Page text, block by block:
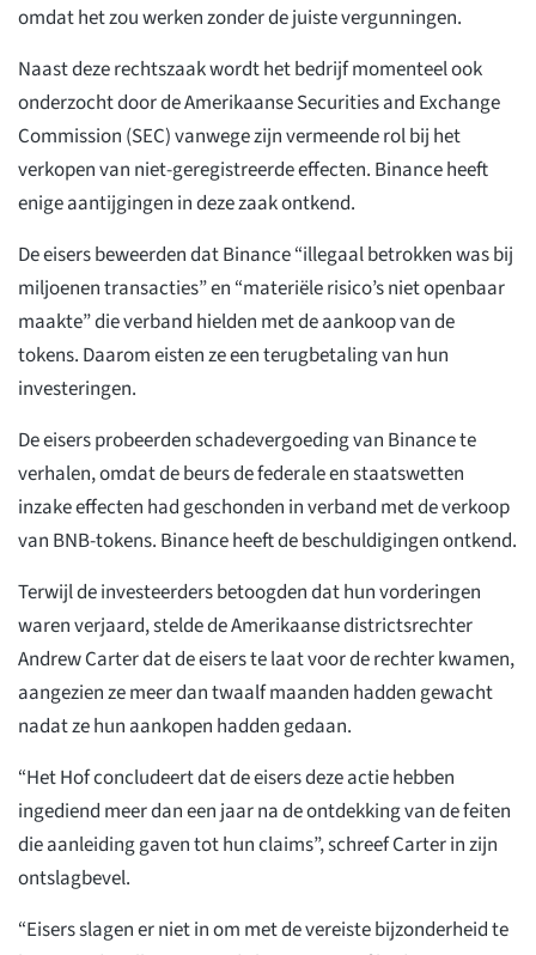
omdat het zou werken zonder de juiste vergunningen.
Naast deze rechtszaak wordt het bedrijf momenteel ook
onderzocht door de Amerikaanse Securities and Exchange
Commission (SEC) vanwege zijn vermeende rol bij het
verkopen van niet-geregistreerde effecten. Binance heeft
enige aantijgingen in deze zaak ontkend.
De eisers beweerden dat Binance “illegaal betrokken was bij
miljoenen transacties” en “materiële risico’s niet openbaar
maakte” die verband hielden met de aankoop van de
tokens. Daarom eisten ze een terugbetaling van hun
investeringen.
De eisers probeerden schadevergoeding van Binance te
verhalen, omdat de beurs de federale en staatswetten
inzake effecten had geschonden in verband met de verkoop
van BNB-tokens. Binance heeft de beschuldigingen ontkend.
Terwijl de investeerders betoogden dat hun vorderingen
waren verjaard, stelde de Amerikaanse districtsrechter
Andrew Carter dat de eisers te laat voor de rechter kwamen,
aangezien ze meer dan twaalf maanden hadden gewacht
nadat ze hun aankopen hadden gedaan.
“Het Hof concludeert dat de eisers deze actie hebben
ingediend meer dan een jaar na de ontdekking van de feiten
die aanleiding gaven tot hun claims”, schreef Carter in zijn
ontslagbevel.
“Eisers slagen er niet in om met de vereiste bijzonderheid te